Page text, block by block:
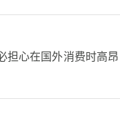
担心在国外消费时高昂